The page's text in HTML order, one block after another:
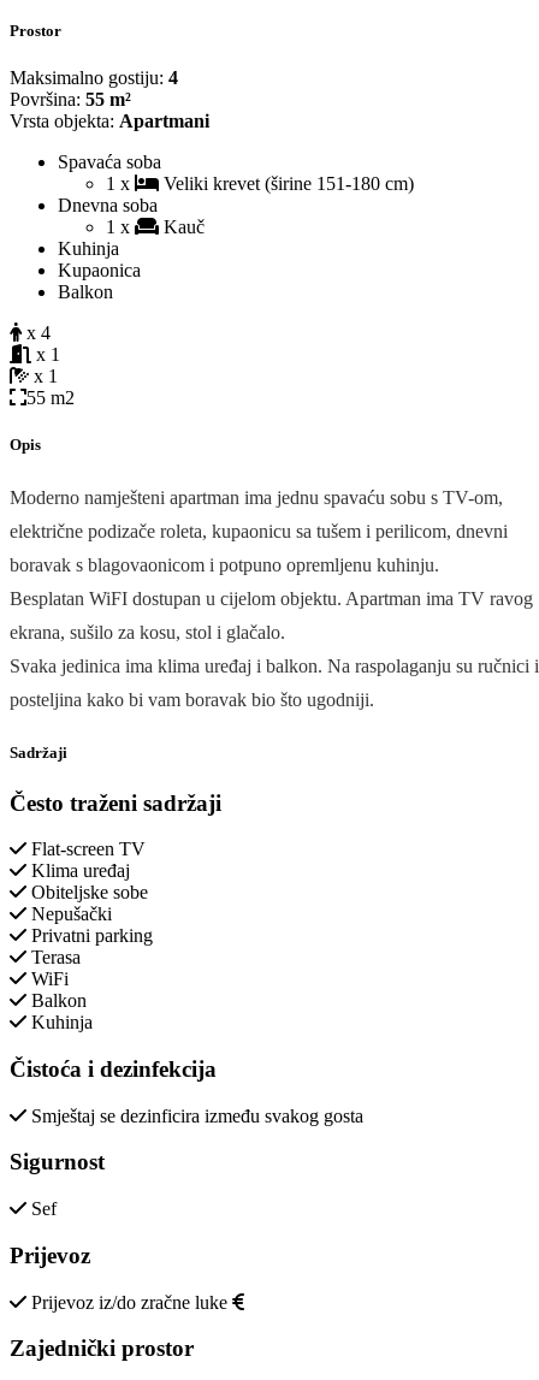
Prostor
Maksimalno gostiju: 4
Površina: 55 m²
Vrsta objekta: Apartmani
Spavaća soba
1 x
Veliki krevet (širine 151-180 cm)
Dnevna soba
1 x
Kauč
Kuhinja
Kupaonica
Balkon
x 4
x 1
x 1
55 m2
Opis
Moderno namješteni apartman ima jednu spavaću sobu s TV-om,
električne podizače roleta, kupaonicu sa tušem i perilicom, dnevni
boravak s blagovaonicom i potpuno opremljenu kuhinju.
Besplatan WiFI dostupan u cijelom objektu. Apartman ima TV ravog
ekrana, sušilo za kosu, stol i glačalo.
Svaka jedinica ima klima uređaj i balkon. Na raspolaganju su ručnici i
posteljina kako bi vam boravak bio što ugodniji.
Sadržaji
Često traženi sadržaji
Flat-screen TV
Klima uređaj
Obiteljske sobe
Nepušački
Privatni parking
Terasa
WiFi
Balkon
Kuhinja
Čistoća i dezinfekcija
Smještaj se dezinficira između svakog gosta
Sigurnost
Sef
Prijevoz
Prijevoz iz/do zračne luke
Zajednički prostor